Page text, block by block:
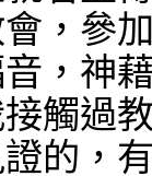
，參
，神
觸過
的，